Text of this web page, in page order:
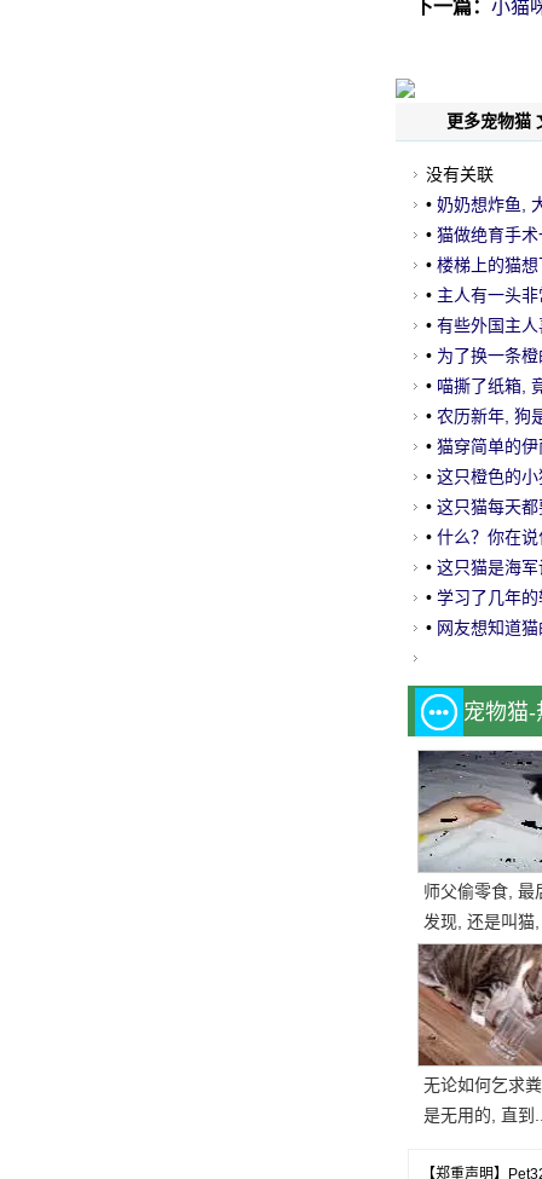
下一篇： 小猫
更多宠物猫
没有关联
• 奶奶想炸鱼,
奶好无奈, 所以
• 猫做绝育手
• 楼梯上的猫
打架.....。
• 主人有一头
办法, 但最后
• 有些外国主
闷, 所以.....。
• 为了换一条
眼睛看着猪的
• 喵撕了纸箱,
服.....。
• 农历新年, 狗
• 猫穿简单的
势, 微笑喷..。
• 这只橙色的
这妖精.....。
• 这只猫每天
了.....。
• 什么？你在
吗？我的猫有
• 这只猫是海
老公九活明白
• 学习了几年
• 网友想知道
宠物猫
师父偷零食, 最
发现, 还是叫猫
一块, 结果.....。
无论如何乞求
是无用的, 直到
【郑重声明】